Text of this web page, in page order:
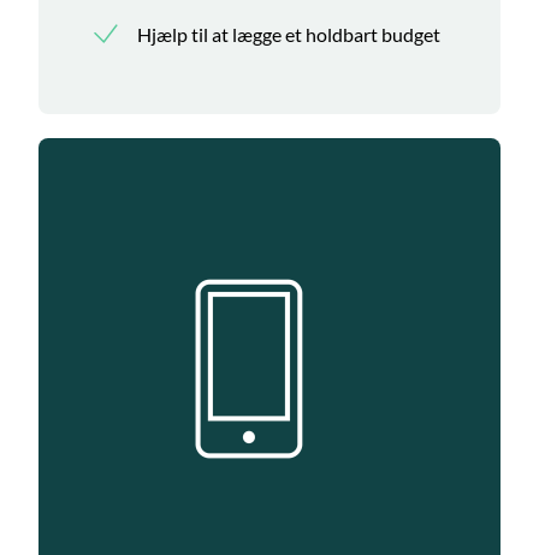
Hjælp til at lægge et holdbart budget